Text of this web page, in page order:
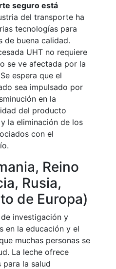
seguro está
del transporte ha
tecnologías para
buena calidad.
UHT no requiere
se ve afectada por la
espera que el
sea impulsado por
en la
del producto
la eliminación de los
con el
Reino
Rusia,
de Europa)
investigación y
en la educación y el
muchas personas se
La leche ofrece
para la salud